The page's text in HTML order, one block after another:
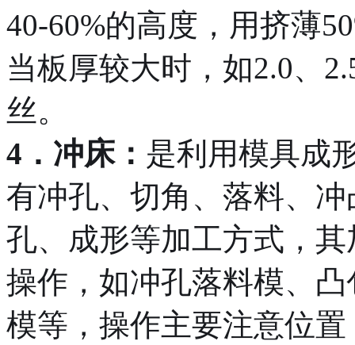
40-60%的高度，用挤薄
当板厚较大时，如2.0、
丝。
4．冲床： 是利用模具成
有冲孔、切角、落料、
孔、成形等加工方式，
操作，如冲孔落料模、
模等，操作主要注意位